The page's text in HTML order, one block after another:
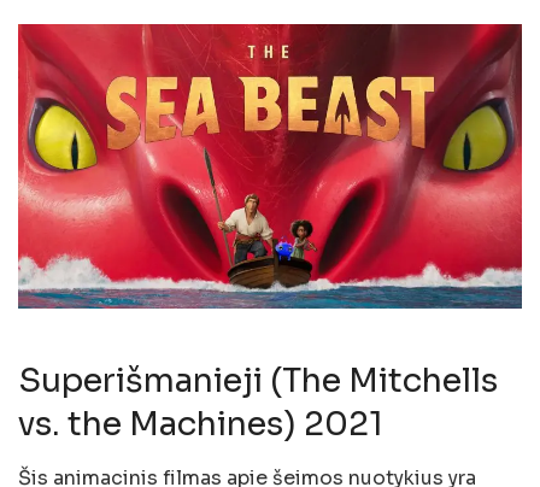
Superišmanieji (The Mitchells
vs. the Machines) 2021
Šis animacinis filmas apie šeimos nuotykius yra